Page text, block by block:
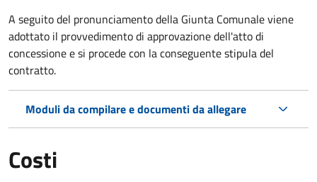
A seguito del pronunciamento della Giunta Comunale viene
adottato il provvedimento di approvazione dell'atto di
concessione e si procede con la conseguente stipula del
contratto.
Moduli da compilare e documenti da allegare
Costi